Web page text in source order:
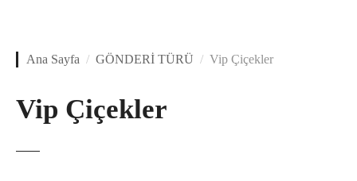
Ana Sayfa GÖNDERİ TÜRÜ Vip Çiçekler
Vip Çiçekler